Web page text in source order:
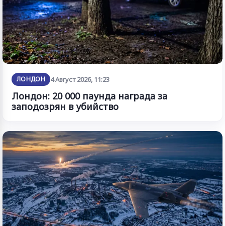
ЛОНДОН 4 Август 2026, 11:23
Лондон: 20 000 паунда награда за
заподозрян в убийство